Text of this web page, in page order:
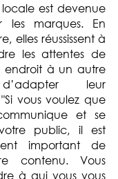
est devenue
les marques. En
elles réussissent à
les attentes de
endroit à un autre
leur
vous voulez que
et se
public, il est
important de
contenu. Vous
à qui vous vous